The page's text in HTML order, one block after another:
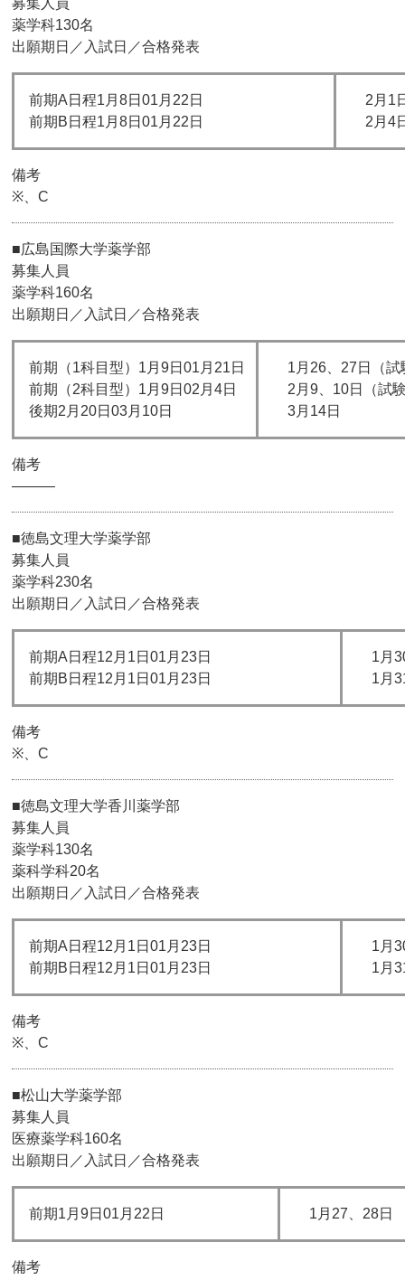
募集人員
薬学科130名
出願期日／入試日／合格発表
前期A日程1月8日01月22日
前期B日程1月8日01月22日
2月1
2月4
備考
※、C
■広島国際大学薬学部
募集人員
薬学科160名
出願期日／入試日／合格発表
前期（1科目型）1月9日01月21日
前期（2科目型）1月9日02月4日
後期2月20日03月10日
1月26、27日（試
2月9、10日（試
3月14日
備考
―――
■徳島文理大学薬学部
募集人員
薬学科230名
出願期日／入試日／合格発表
前期A日程12月1日01月23日
前期B日程12月1日01月23日
1月
1月
備考
※、C
■徳島文理大学香川薬学部
募集人員
薬学科130名
薬科学科20名
出願期日／入試日／合格発表
前期A日程12月1日01月23日
前期B日程12月1日01月23日
1月
1月
備考
※、C
■松山大学薬学部
募集人員
医療薬学科160名
出願期日／入試日／合格発表
前期1月9日01月22日 1月27、28日
備考